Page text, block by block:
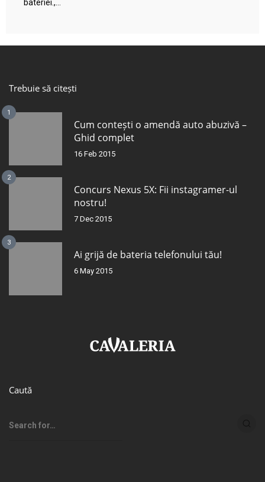
bateriei.,...
Trebuie să citești
1
Cum contești o amendă auto abuzivă –
Ghid complet
16 Feb 2015
2
Concurs Nexus 5X: Fii instagramer-ul
nostru!
7 Dec 2015
3
Ai grijă de bateria telefonului tău!
6 May 2015
Caută